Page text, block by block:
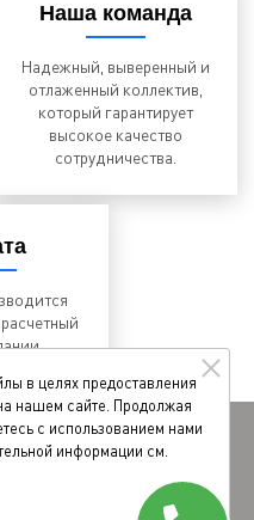
Наша команда
Надежный, выверенный и
отлаженный коллектив,
который гарантирует
высокое качество
сотрудничества.
данных
в целях предоставления
нашем сайте. Продолжая
с использованием нами
информации см.